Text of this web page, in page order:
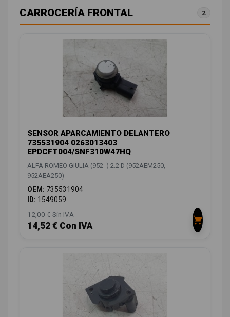
CARROCERÍA FRONTAL 2
SENSOR APARCAMIENTO DELANTERO
735531904 0263013403
EPDCFT004/SNF310W47HQ
ALFA ROMEO GIULIA (952_) 2.2 D (952AEM250,
952AEA250)
OEM: 735531904
ID: 1549059
12,00 € Sin IVA
14,52 € Con IVA